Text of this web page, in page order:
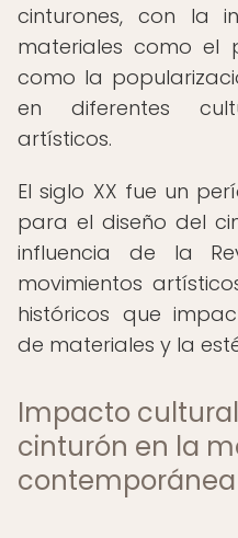
cinturones, con la
materiales como el
como la
en diferentes
artísticos.
El siglo XX fue un
para el diseño del
influencia de la
movimientos
históricos que
de materiales y la
Impacto
cinturón en la
contemporánea